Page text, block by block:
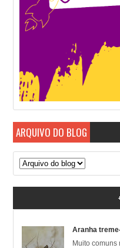
ARQUIVO DO BLOG
Aranha
Muito comuns